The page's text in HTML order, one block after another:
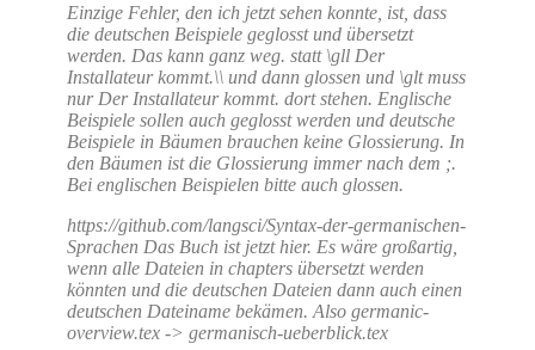
Einzige Fehler, den ich jetzt sehen konnte, ist, dass
die deutschen Beispiele geglosst und übersetzt
werden. Das kann ganz weg. statt \gll Der
Installateur kommt.\\ und dann glossen und \glt muss
nur Der Installateur kommt. dort stehen. Englische
Beispiele sollen auch geglosst werden und deutsche
Beispiele in Bäumen brauchen keine Glossierung. In
den Bäumen ist die Glossierung immer nach dem ;.
Bei englischen Beispielen bitte auch glossen.
https://github.com/langsci/Syntax-der-germanischen-
Sprachen Das Buch ist jetzt hier. Es wäre großartig,
wenn alle Dateien in chapters übersetzt werden
könnten und die deutschen Dateien dann auch einen
deutschen Dateiname bekämen. Also germanic-
overview.tex -> germanisch-ueberblick.tex